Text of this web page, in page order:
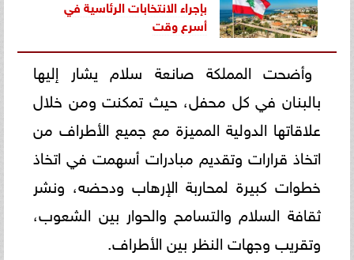
بإجراء الانتخابات الرئاسية في
أسرع وقت
وأضحت المملكة صانعة سلام يشار إليها
بالبنان في كل محفل، حيث تمكنت ومن خلال
علاقاتها الدولية المميزة مع جميع الأطراف من
اتخاذ قرارات وتقديم مبادرات أسهمت في اتخاذ
خطوات كبيرة لمحاربة الإرهاب ودحضه، ونشر
ثقافة السلام والتسامح والحوار بين الشعوب،
وتقريب وجهات النظر بين الأطراف.